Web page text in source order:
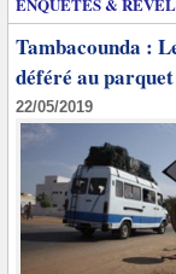
Tambacounda :
déféré au
22/05/2019